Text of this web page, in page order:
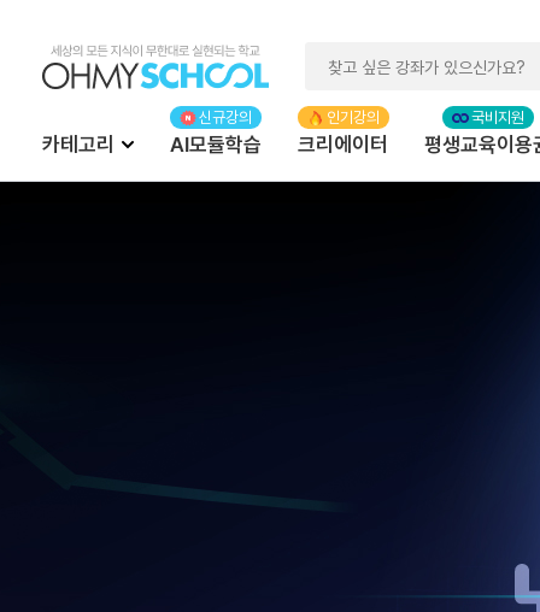
카테고리 AI모듈학습 크리에이터 평생교육이용